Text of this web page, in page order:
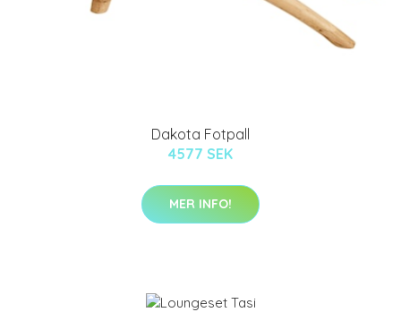
Dakota Fotpall
4577 SEK
MER INFO!